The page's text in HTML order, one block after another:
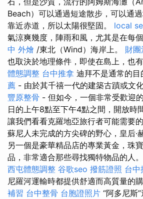
Beach）可以通過短途散步，可以通
靠近赤道，所以太陽很堅固。 local
氣涼爽幾度，陣雨和風，尤其是在每
中 外燴 /東北（Wind）海岸上。 財
也取決於地理條件，即使在島上，也
體態調整 台中推拿 迪拜不是通常的目
薦 - 由於其千禧一代的建築古蹟或文
豐原整骨 - 但如今，一個非常受歡迎
日的上午8點至下午4點之間，開放時
讓我們看看克羅地亞旅行者可能需要
蘇尼人未完成的方尖碑的野心，皇后·
另一個是豪華精品店的專業黃金，珠
品，非常適合那些尋找獨特物品的人。
西屯體態調整 谷歌seo 撥筋證照 台中
尼羅河運輸時都提供舒適而高質量的
補習 台中整骨 台胞證照片 “阿多尼斯